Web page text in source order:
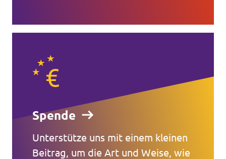
Spende
Unterstütze uns mit einem kleinen
Beitrag, um die Art und Weise, wie